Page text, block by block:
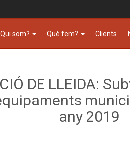
Qui som? Què fem? Clients
DE LLEIDA:
any 2019